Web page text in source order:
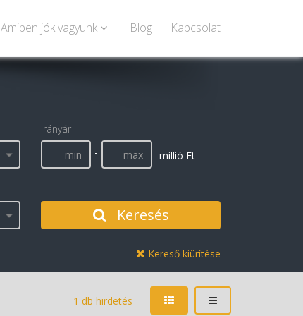
Amiben jók vagyunk Blog Kapcsolat
Irányár
-
millió Ft
Keresés
Kereső kiürítése
1 db hirdetés